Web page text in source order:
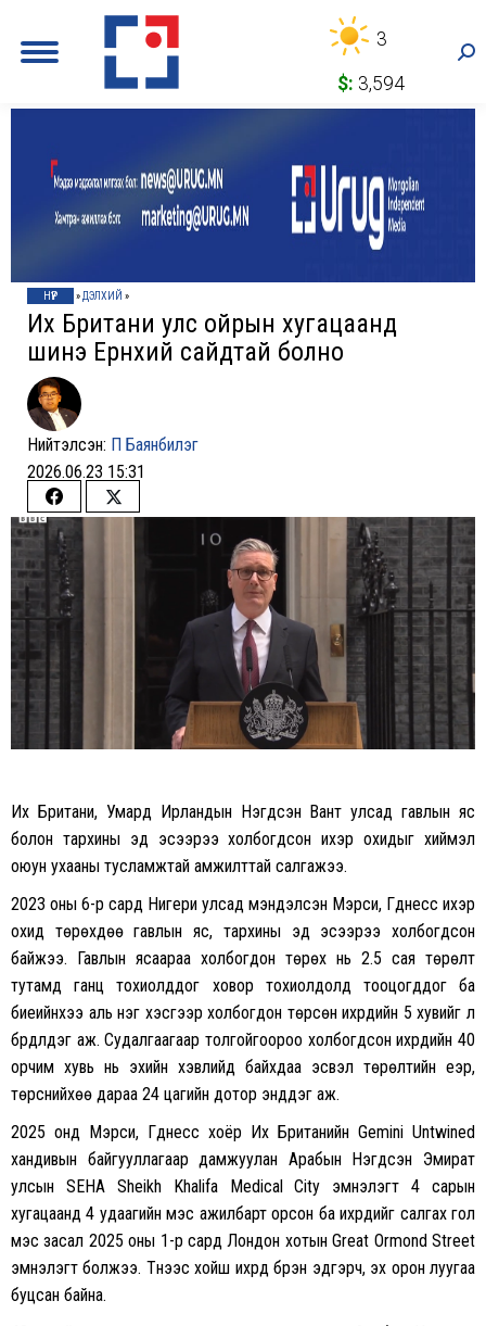
3
$: 3,594
НҮҮР »ДЭЛХИЙ »
Их Британи улс ойрын хугацаанд
шинэ Ерөнхий сайдтай болно
Нийтэлсэн: П Баянбилэг
2026.06.23 15:31
Share
on
Facebook
Share
Их Британи, Умард Ирландын Нэгдсэн Вант улсад гавлын яс
болон тархины эд эсээрээ холбогдсон ихэр охидыг хиймэл
оюун ухааны тусламжтай амжилттай салгажээ.
2023 оны 6-р сард Нигери улсад мэндэлсэн Мэрси, Гүүднесс ихэр
охид төрөхдөө гавлын яс, тархины эд эсээрээ холбогдсон
байжээ. Гавлын ясаараа холбогдон төрөх нь 2.5 сая төрөлт
тутамд ганц тохиолддог ховор тохиолдолд тооцогддог ба
биеийнхээ аль нэг хэсгээр холбогдон төрсөн ихрүүдийн 5 хувийг л
бүрдүүлдэг аж. Судалгаагаар толгойгоороо холбогдсон ихрүүдийн 40
орчим хувь нь эхийн хэвлийд байхдаа эсвэл төрөлтийн үеэр,
төрснийхөө дараа 24 цагийн дотор энддэг аж.
2025 онд Мэрси, Гүүднесс хоёр Их Британийн Gemini Untwined
хандивын байгууллагаар дамжуулан Арабын Нэгдсэн Эмират
улсын SEHA Sheikh Khalifa Medical City эмнэлэгт 4 сарын
хугацаанд 4 удаагийн мэс ажилбарт орсон ба ихрүүдийг салгах гол
мэс засал 2025 оны 1-р сард Лондон хотын Great Ormond Street
эмнэлэгт болжээ. Түүнээс хойш ихрүүд бүрэн эдгэрч, эх орон луугаа
буцсан байна.